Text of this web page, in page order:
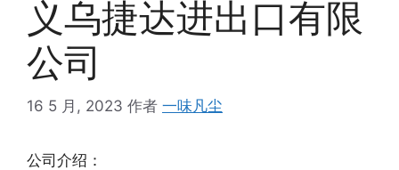
义乌捷达进出口有限
公司
16 5 月, 2023 作者 一味凡尘
公司介绍：